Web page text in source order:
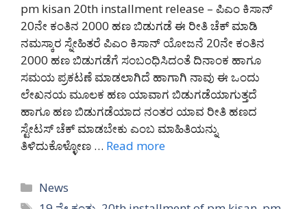
pm kisan 20th installment release – ಪಿಎಂ ಕಿಸಾನ್
20ನೇ ಕಂತಿನ 2000 ಹಣ ಬಿಡುಗಡೆ ಈ ರೀತಿ ಚೆಕ್ ಮಾಡಿ
ನಮಸ್ಕಾರ ಸ್ನೇಹಿತರೆ ಪಿಎಂ ಕಿಸಾನ್ ಯೋಜನೆ 20ನೇ ಕಂತಿನ
2000 ಹಣ ಬಿಡುಗಡೆಗೆ ಸಂಬಂಧಿಸಿದಂತೆ ದಿನಾಂಕ ಹಾಗೂ
ಸಮಯ ಪ್ರಕಟಣೆ ಮಾಡಲಾಗಿದೆ ಹಾಗಾಗಿ ನಾವು ಈ ಒಂದು
ಲೇಖನಯ ಮೂಲಕ ಹಣ ಯಾವಾಗ ಬಿಡುಗಡೆಯಾಗುತ್ತದೆ
ಹಾಗೂ ಹಣ ಬಿಡುಗಡೆಯಾದ ನಂತರ ಯಾವ ರೀತಿ ಹಣದ
ಸ್ಟೇಟಸ್ ಚೆಕ್ ಮಾಡಬೇಕು ಎಂಬ ಮಾಹಿತಿಯನ್ನು
ತಿಳಿದುಕೊಳ್ಳೋಣ … Read more
Categories
News